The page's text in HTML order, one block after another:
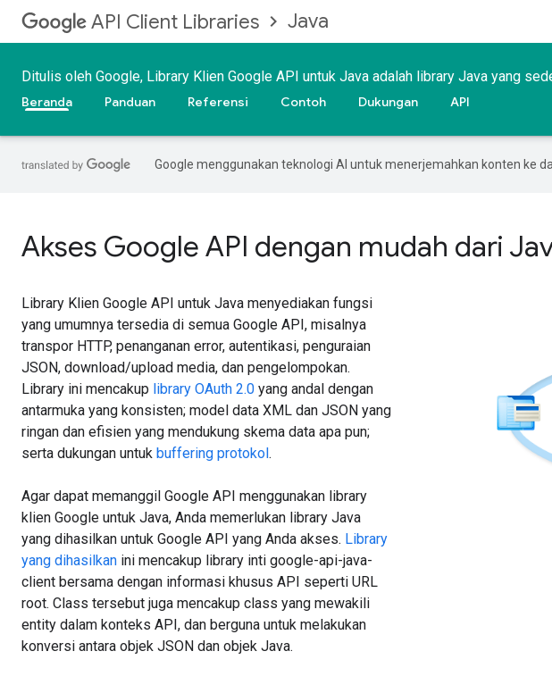
API Client Libraries Java
Ditulis oleh Google, Library Klien Google API untuk Java adalah library Java yang
Beranda
Panduan Referensi Contoh Dukungan API
Google menggunakan teknologi AI untuk menerjemahkan konten ke
Akses Google API dengan mudah dari
Library Klien Google API untuk Java menyediakan fungsi
yang umumnya tersedia di semua Google API, misalnya
transpor HTTP, penanganan error, autentikasi, penguraian
JSON, download/upload media, dan pengelompokan.
Library ini mencakup library OAuth 2.0 yang andal dengan
antarmuka yang konsisten; model data XML dan JSON yang
ringan dan efisien yang mendukung skema data apa pun;
serta dukungan untuk buffering protokol.
Agar dapat memanggil Google API menggunakan library
klien Google untuk Java, Anda memerlukan library Java
yang dihasilkan untuk Google API yang Anda akses. Library
yang dihasilkan ini mencakup library inti google-api-java-
client bersama dengan informasi khusus API seperti URL
root. Class tersebut juga mencakup class yang mewakili
entity dalam konteks API, dan berguna untuk melakukan
konversi antara objek JSON dan objek Java.